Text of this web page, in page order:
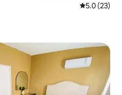
從 23 則評
5.0 (23)